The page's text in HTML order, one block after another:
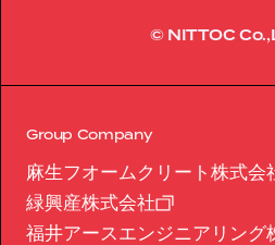
© NITTOC
Group Company
麻生フオームクリート株式会
緑興産株式会社
福井アースエンジニアリング